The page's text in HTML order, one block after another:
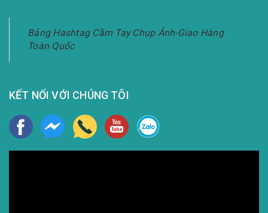
Bảng Hashtag Cầm Tay Chụp Ảnh-Giao Hàng
Toàn Quốc
KẾT NỐI VỚI CHÚNG TÔI